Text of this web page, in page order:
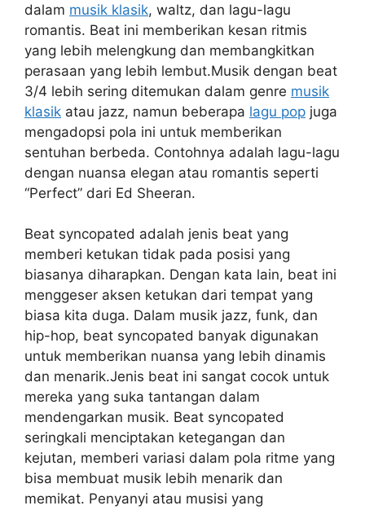
dalam musik klasik, waltz, dan lagu-lagu
romantis. Beat ini memberikan kesan ritmis
yang lebih melengkung dan membangkitkan
perasaan yang lebih lembut.Musik dengan beat
3/4 lebih sering ditemukan dalam genre musik
klasik atau jazz, namun beberapa lagu pop juga
mengadopsi pola ini untuk memberikan
sentuhan berbeda. Contohnya adalah lagu-lagu
dengan nuansa elegan atau romantis seperti
“Perfect” dari Ed Sheeran.
Beat syncopated adalah jenis beat yang
memberi ketukan tidak pada posisi yang
biasanya diharapkan. Dengan kata lain, beat ini
menggeser aksen ketukan dari tempat yang
biasa kita duga. Dalam musik jazz, funk, dan
hip-hop, beat syncopated banyak digunakan
untuk memberikan nuansa yang lebih dinamis
dan menarik.Jenis beat ini sangat cocok untuk
mereka yang suka tantangan dalam
mendengarkan musik. Beat syncopated
seringkali menciptakan ketegangan dan
kejutan, memberi variasi dalam pola ritme yang
bisa membuat musik lebih menarik dan
memikat. Penyanyi atau musisi yang